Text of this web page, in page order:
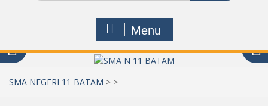
Menu
SMA NEGERI 11 BATAM > >